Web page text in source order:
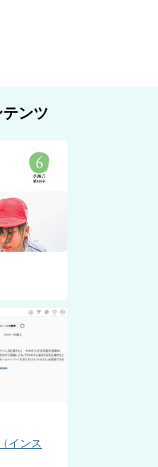
ンツ
インス